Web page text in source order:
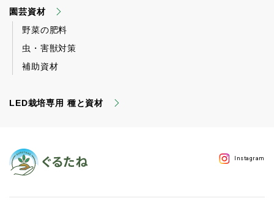
園芸資材
野菜の肥料
虫・害獣対策
補助資材
LED栽培専用 種と資材
Instagram